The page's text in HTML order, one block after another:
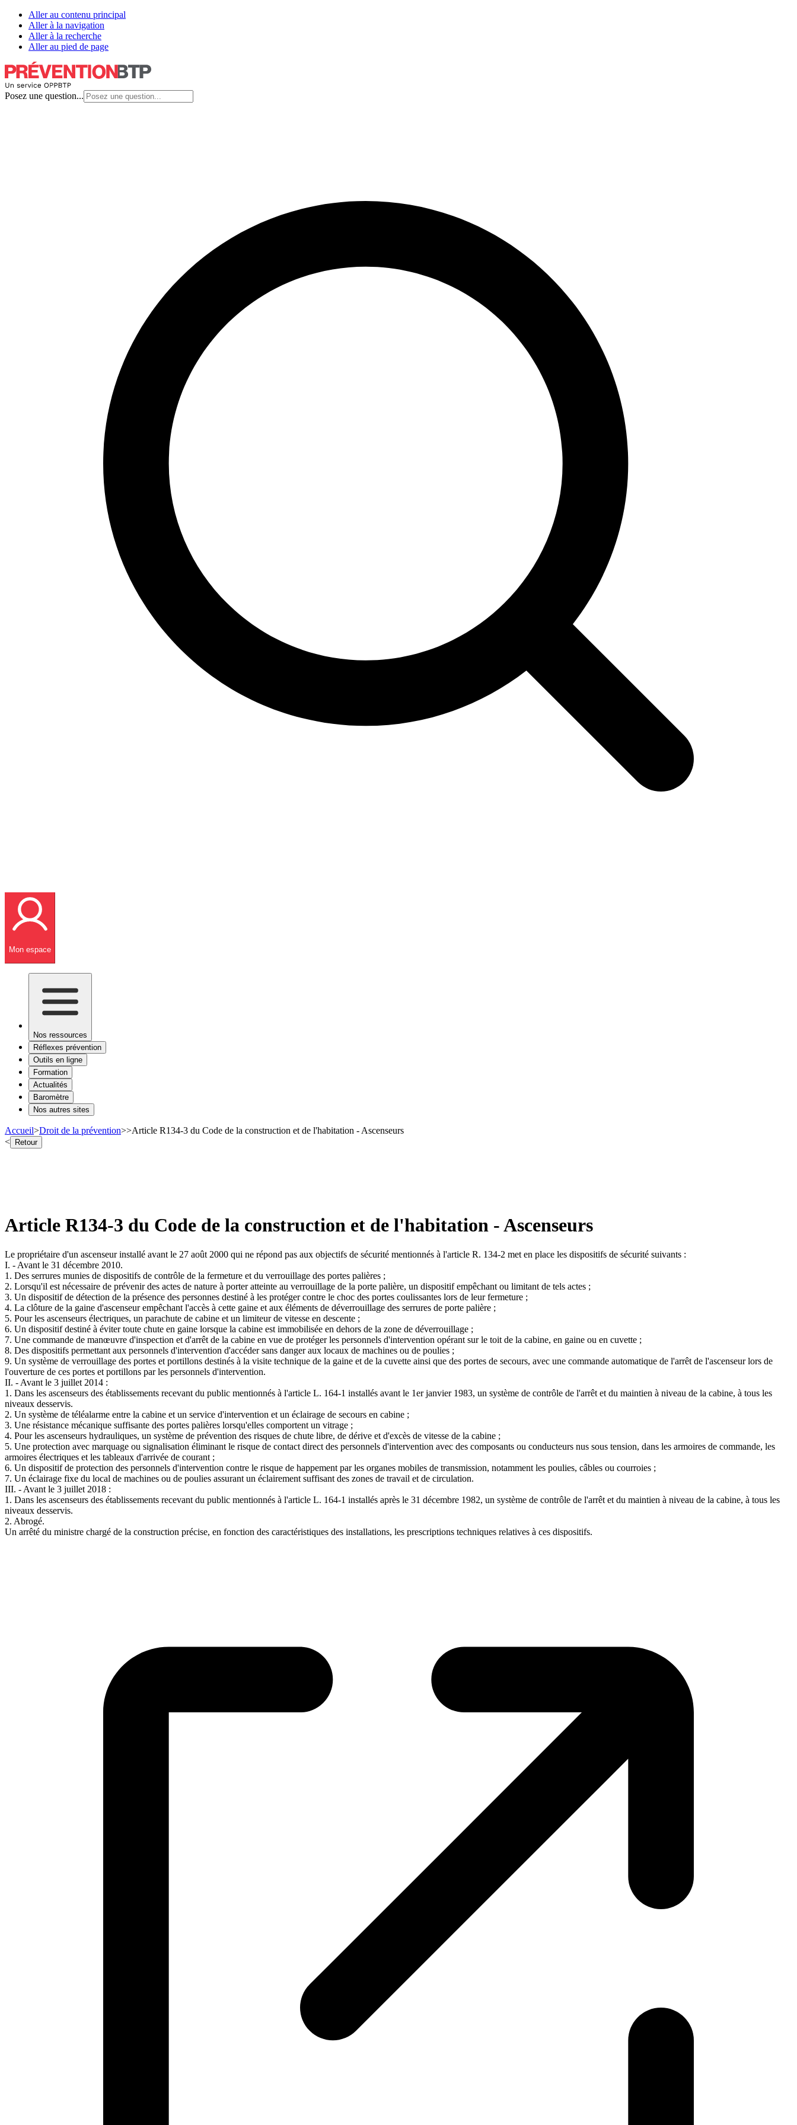
Aller au contenu principal
Aller à la navigation
Aller à la recherche
Aller au pied de page
Posez une question...
Mon espace
Nos ressources
Réflexes prévention
Outils en ligne
Formation
Actualités
Baromètre
Nos autres sites
Accueil>Droit de la prévention>>Article R134-3 du Code de la construction et de l'habitation - Ascenseurs
< Retour
Article R134-3 du Code de la construction et de l'habitation - Ascenseurs
Le propriétaire d'un ascenseur installé avant le 27 août 2000 qui ne répond pas aux objectifs de sécurité mentionnés à l'article R. 134-2 met en place les dispositifs de sécurité suivants :
I. - Avant le 31 décembre 2010.
1. Des serrures munies de dispositifs de contrôle de la fermeture et du verrouillage des portes palières ;
2. Lorsqu'il est nécessaire de prévenir des actes de nature à porter atteinte au verrouillage de la porte palière, un dispositif empêchant ou limitant de tels actes ;
3. Un dispositif de détection de la présence des personnes destiné à les protéger contre le choc des portes coulissantes lors de leur fermeture ;
4. La clôture de la gaine d'ascenseur empêchant l'accès à cette gaine et aux éléments de déverrouillage des serrures de porte palière ;
5. Pour les ascenseurs électriques, un parachute de cabine et un limiteur de vitesse en descente ;
6. Un dispositif destiné à éviter toute chute en gaine lorsque la cabine est immobilisée en dehors de la zone de déverrouillage ;
7. Une commande de manœuvre d'inspection et d'arrêt de la cabine en vue de protéger les personnels d'intervention opérant sur le toit de la cabine, en gaine ou en cuvette ;
8. Des dispositifs permettant aux personnels d'intervention d'accéder sans danger aux locaux de machines ou de poulies ;
9. Un système de verrouillage des portes et portillons destinés à la visite technique de la gaine et de la cuvette ainsi que des portes de secours, avec une commande automatique de l'arrêt de l'ascenseur lors de
l'ouverture de ces portes et portillons par les personnels d'intervention.
II. - Avant le 3 juillet 2014 :
1. Dans les ascenseurs des établissements recevant du public mentionnés à l'article L. 164-1 installés avant le 1er janvier 1983, un système de contrôle de l'arrêt et du maintien à niveau de la cabine, à tous les
niveaux desservis.
2. Un système de téléalarme entre la cabine et un service d'intervention et un éclairage de secours en cabine ;
3. Une résistance mécanique suffisante des portes palières lorsqu'elles comportent un vitrage ;
4. Pour les ascenseurs hydrauliques, un système de prévention des risques de chute libre, de dérive et d'excès de vitesse de la cabine ;
5. Une protection avec marquage ou signalisation éliminant le risque de contact direct des personnels d'intervention avec des composants ou conducteurs nus sous tension, dans les armoires de commande, les
armoires électriques et les tableaux d'arrivée de courant ;
6. Un dispositif de protection des personnels d'intervention contre le risque de happement par les organes mobiles de transmission, notamment les poulies, câbles ou courroies ;
7. Un éclairage fixe du local de machines ou de poulies assurant un éclairement suffisant des zones de travail et de circulation.
III. - Avant le 3 juillet 2018 :
1. Dans les ascenseurs des établissements recevant du public mentionnés à l'article L. 164-1 installés après le 31 décembre 1982, un système de contrôle de l'arrêt et du maintien à niveau de la cabine, à tous les
niveaux desservis.
2. Abrogé.
Un arrêté du ministre chargé de la construction précise, en fonction des caractéristiques des installations, les prescriptions techniques relatives à ces dispositifs.